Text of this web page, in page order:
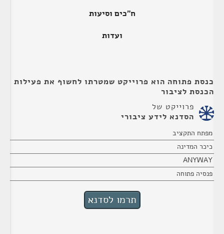
ח"כים וסיעות
ועדות
כנסת פתוחה הוא פרוייקט שמטרתו לחשוף את פעילות
הכנסת לציבור
פרוייקט של
הסדנא לידע ציבורי
מפתח התקציב
כיכר המדינה
ANYWAY
פנסיה פתוחה